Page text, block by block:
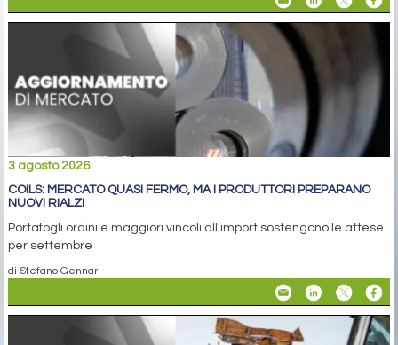
3 agosto 2026
COILS: MERCATO QUASI FERMO, MA I PRODUTTORI PREPARANO
NUOVI RIALZI
Portafogli ordini e maggiori vincoli all’import sostengono le attese
per settembre
di Stefano Gennari